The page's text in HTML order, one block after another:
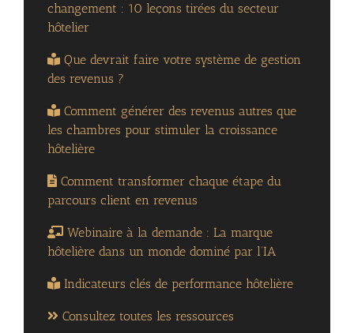
changement : 10 leçons tirées du secteur
hôtelier
Que devrait faire votre système de gestion
des revenus ?
Comment générer des revenus autres que
les chambres pour stimuler la croissance
hôtelière
Comment transformer chaque étape du
parcours client en revenus
Webinaire à la demande : La marque
hôtelière dans un monde dominé par l’IA
Indicateurs clés de performance hôtelière
Consultez toutes les ressources